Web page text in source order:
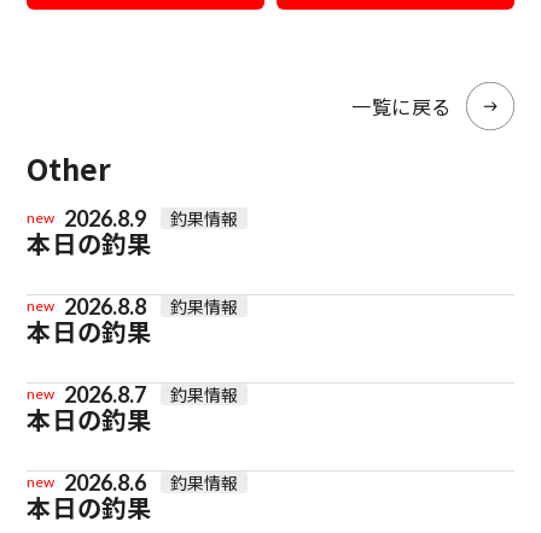
一覧に戻る
Other
new 2026.8.9 釣果情報
本日の釣果
new 2026.8.8 釣果情報
本日の釣果
new 2026.8.7 釣果情報
本日の釣果
new 2026.8.6 釣果情報
本日の釣果